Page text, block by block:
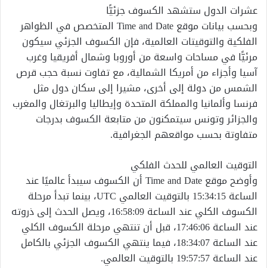
عشرات الدول ستشهد الكسوف جزئيًّا
وبحسب بيانات موقع Time and Date المتخصص في الظواهر
الفلكية والتوقيتات العالمية، فإن الكسوف الجزئي سيكون
مرئيًّا في مساحات واسعة من أوروبا وشمال أفريقيا وغرب
آسيا وأجزاء من أمريكا الشمالية، مع تفاوت نسبة حجب قرص
الشمس من دولة إلى أخرى، مشيرا إلى سكان دول مثل
فرنسا وألمانيا والمملكة المتحدة وإيطاليا والبرتغال والمغرب
والجزائر وتونس سيتمكنون من متابعة الكسوف بدرجات
متفاوتة بحسب مواقعهم الجغرافية.
التوقيت العالمي للحدث الفلكي
وأوضح موقع Time and Date أن الكسوف سيبدأ عالميًا عند
الساعة 15:34:15 بالتوقيت العالمي UTC، بينما تبدأ مرحلة
الكسوف الكلي عند الساعة 16:58:09، ويصل الحدث إلى ذروته
عند الساعة 17:46:06، قبل أن تنتهي مرحلة الكسوف الكلي
عند الساعة 18:34:07، فيما ينتهي الكسوف الجزئي بالكامل
عند الساعة 19:57:57 بالتوقيت العالمي.